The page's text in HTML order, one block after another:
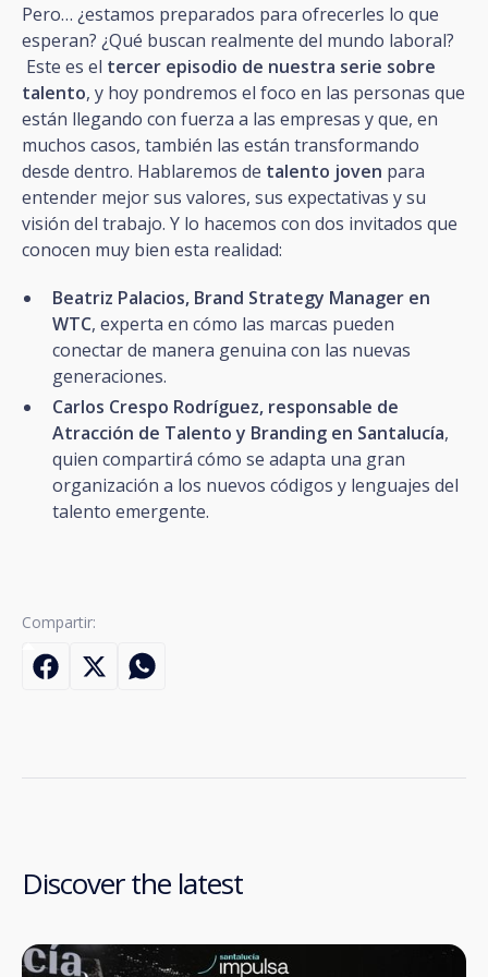
Pero… ¿estamos preparados para ofrecerles lo que
esperan? ¿Qué buscan realmente del mundo laboral?
Este es el tercer episodio de nuestra serie sobre
talento, y hoy pondremos el foco en las personas que
están llegando con fuerza a las empresas y que, en
muchos casos, también las están transformando
desde dentro. Hablaremos de talento joven para
entender mejor sus valores, sus expectativas y su
visión del trabajo. Y lo hacemos con dos invitados que
conocen muy bien esta realidad:
Beatriz Palacios, Brand Strategy Manager en
WTC, experta en cómo las marcas pueden
conectar de manera genuina con las nuevas
generaciones.
Carlos Crespo Rodríguez, responsable de
Atracción de Talento y Branding en Santalucía,
quien compartirá cómo se adapta una gran
organización a los nuevos códigos y lenguajes del
talento emergente.
Compartir:
Discover the latest